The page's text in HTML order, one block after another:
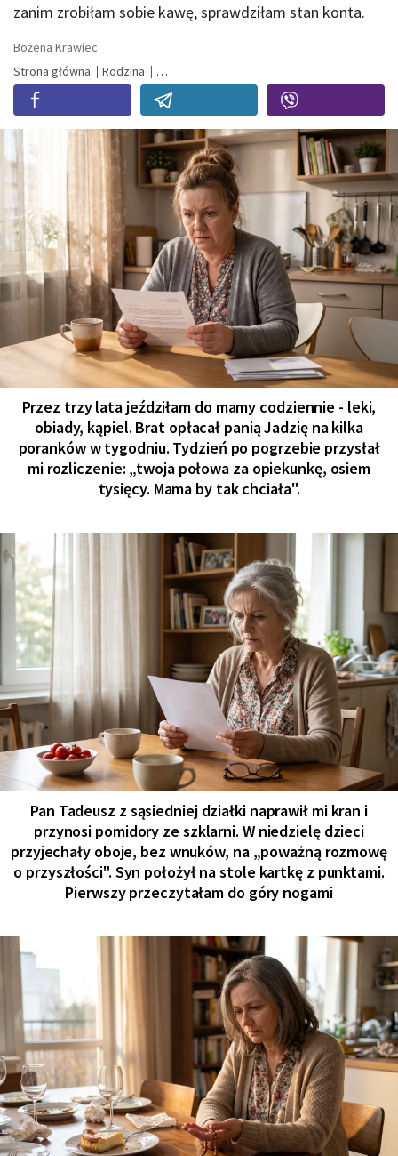
zanim zrobiłam sobie kawę, sprawdziłam stan konta.
Bożena Krawiec
Strona główna
Rodzina
Przez trzy lata jeździłam do mamy codziennie - leki,
obiady, kąpiel. Brat opłacał panią Jadzię na kilka
poranków w tygodniu. Tydzień po pogrzebie przysłał
mi rozliczenie: „twoja połowa za opiekunkę, osiem
tysięcy. Mama by tak chciała".
Pan Tadeusz z sąsiedniej działki naprawił mi kran i
przynosi pomidory ze szklarni. W niedzielę dzieci
przyjechały oboje, bez wnuków, na „poważną rozmowę
o przyszłości". Syn położył na stole kartkę z punktami.
Pierwszy przeczytałam do góry nogami